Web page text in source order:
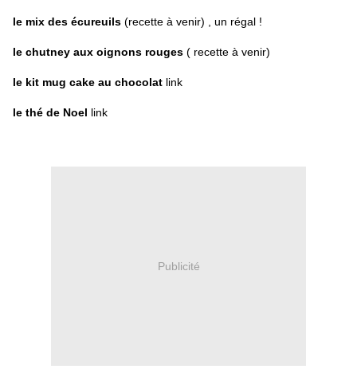
le mix des écureuils (recette à venir) , un régal !
le chutney aux oignons rouges ( recette à venir)
le kit mug cake au chocolat link
le thé de Noel link
Publicité